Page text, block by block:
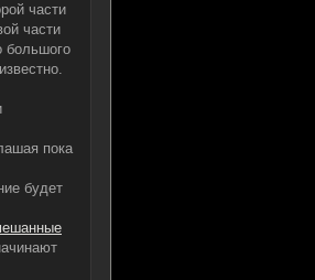
части
части
большого
пока
будет